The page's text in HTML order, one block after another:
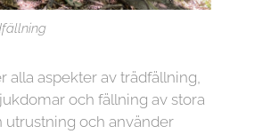
alla aspekter av trädfällning,
och fällning av stora
utrustning och använder